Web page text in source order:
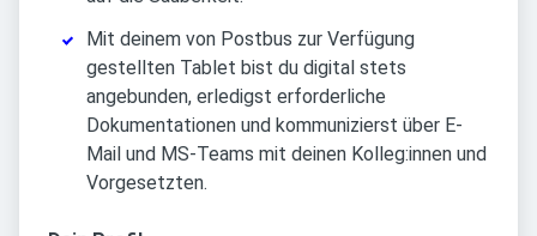
Mit deinem von Postbus zur Verfügung
gestellten Tablet bist du digital stets
angebunden, erledigst erforderliche
Dokumentationen und kommunizierst über E-
Mail und MS-Teams mit deinen Kolleg:innen und
Vorgesetzten.